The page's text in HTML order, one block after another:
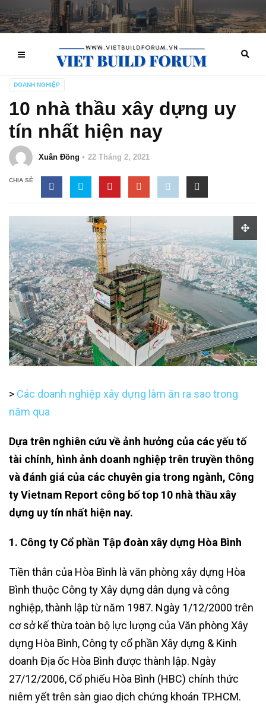
DOANH NGHIỆP
10 nhà thầu xây dựng uy
tín nhất hiện nay
Xuân Đồng 22 Tháng 2, 2021
CHIA SẺ
> Các doanh nghiệp xây dựng làm ăn ra sao trong
năm qua
Dựa trên nghiên cứu về ảnh hưởng của các yếu tố
tài chính, hình ảnh doanh nghiệp trên truyền thông
và đánh giá của các chuyên gia trong ngành, Công
ty Vietnam Report công bố top 10 nhà thầu xây
dựng uy tín nhất hiện nay.
1. Công ty Cổ phần Tập đoàn xây dựng Hòa Bình
Tiền thân của Hòa Bình là văn phòng xây dựng Hòa
Bình thuộc Công ty Xây dựng dân dụng và công
nghiệp, thành lập từ năm 1987. Ngày 1/12/2000 trên
cơ sở kế thừa toàn bộ lực lượng của Văn phòng Xây
dựng Hòa Bình, Công ty cổ phần Xây dựng & Kinh
doanh Địa ốc Hòa Bình được thành lập. Ngày
27/12/2006, Cổ phiếu Hòa Bình (HBC) chính thức
niêm yết trên sàn giao dịch chứng khoán TP.HCM.